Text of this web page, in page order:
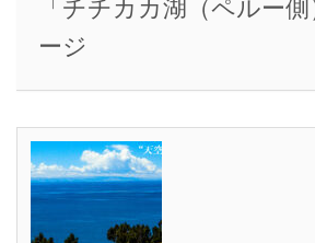
「チチカカ湖（ペルー
ージ